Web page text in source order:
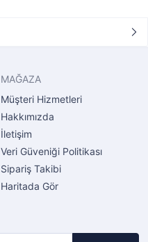
MAĞAZA
Müşteri Hizmetleri
Hakkımızda
İletişim
Veri Güveniği Politikası
Sipariş Takibi
Haritada Gör